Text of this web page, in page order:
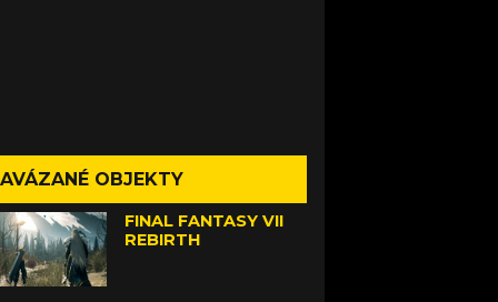
OBJEKTY
FINAL FANTASY VII
REBIRTH